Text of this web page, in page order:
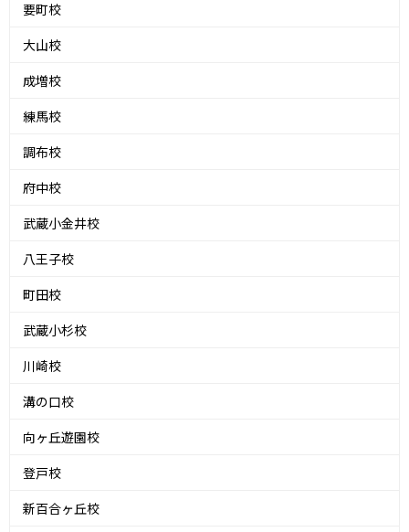
要町校
大山校
成増校
練馬校
調布校
府中校
武蔵小金井校
八王子校
町田校
武蔵小杉校
川崎校
溝の口校
向ヶ丘遊園校
登戸校
新百合ヶ丘校